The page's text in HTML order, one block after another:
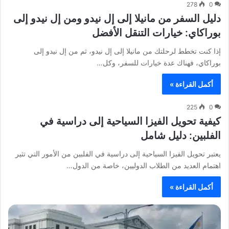
0
278
دليل السفر من مانيلا إلى إل نيدو ومن إل نيدو إلى
بوراكاي: خيارات التنقل الأفضل
إذا كنت تخطط لرحلتك من مانيلا إلى إل نيدو، ثم من إل نيدو إلى
بوراكاي، فهناك عدة خيارات للسفر، وكل…
أكمل القراءة »
0
225
كيفية تحويل الفيزا السياحية إلى دراسية في
الفلبين: دليل شامل
يعتبر تحويل الفيزا السياحية إلى دراسية في الفلبين من الأمور التي تثير
اهتمام العديد من الطلاب الدوليين، خاصة من الدول…
أكمل القراءة »